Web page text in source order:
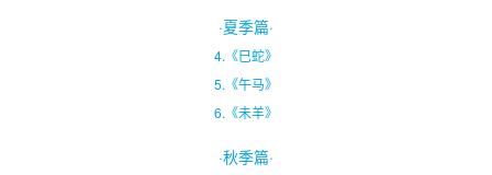
·夏季篇·
4.《巳蛇》
5.《午马》
6.《未羊》
·秋季篇·